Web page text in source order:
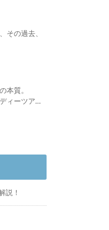
その過去、
本質。
ィーツアー
説！